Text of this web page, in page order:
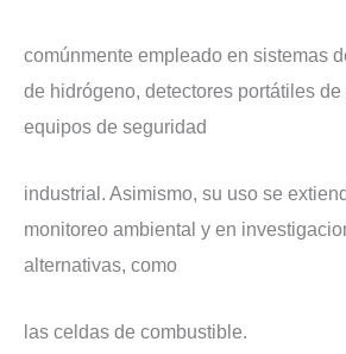
comúnmente empleado en sistemas
de hidrógeno, detectores portátiles
equipos de seguridad
industrial. Asimismo, su uso se
monitoreo ambiental y en
alternativas, como
las celdas de combustible.